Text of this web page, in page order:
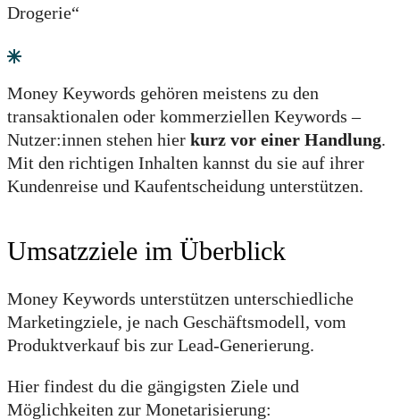
Drogerie“
Money Keywords gehören meistens zu den
transaktionalen oder kommerziellen Keywords –
Nutzer:innen stehen hier kurz vor einer Handlung.
Mit den richtigen Inhalten kannst du sie auf ihrer
Kundenreise und Kaufentscheidung unterstützen.
Umsatzziele im Überblick
Money Keywords unterstützen unterschiedliche
Marketingziele, je nach Geschäftsmodell, vom
Produktverkauf bis zur Lead-Generierung.
Hier findest du die gängigsten Ziele und
Möglichkeiten zur Monetarisierung: